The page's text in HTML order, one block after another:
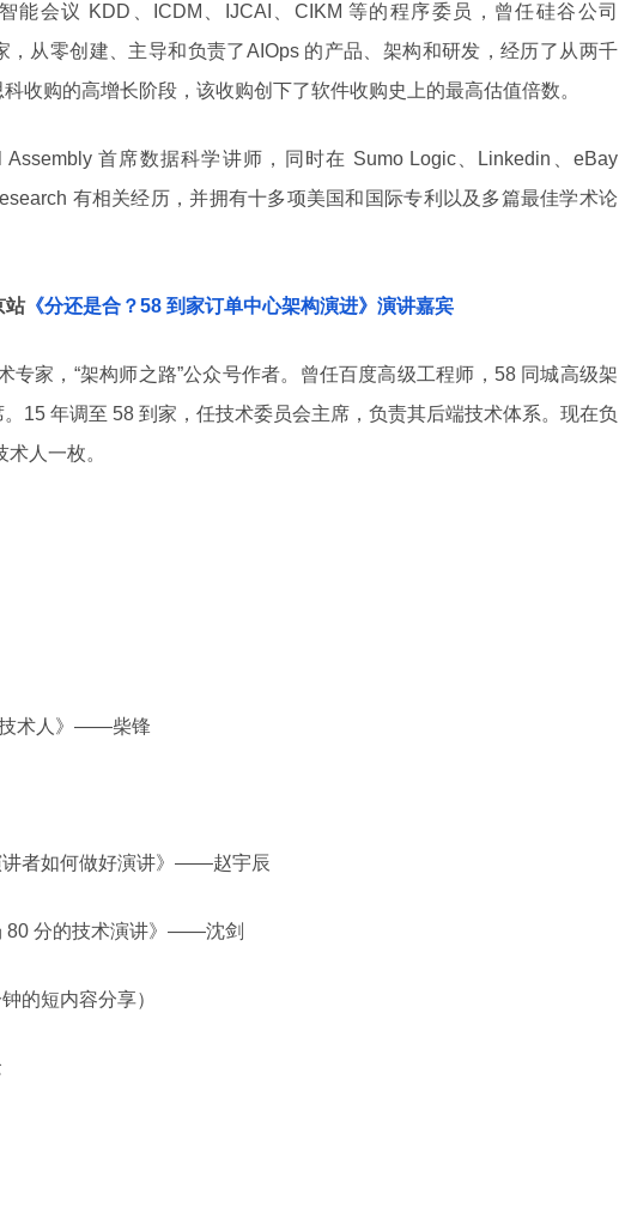
能会议 KDD、ICDM、IJCAI、CIKM 等的程序委员，曾任硅谷公司
，从零创建、主导和负责了AIOps 的产品、架构和研发，经历了从两千
收购的高增长阶段，该收购创下了软件收购史上的最高估值倍数。
首席数据科学讲师，同时在 Sumo Logic、Linkedin、eBay
有相关经历，并拥有十多项美国和国际专利以及多篇最佳学术论
站《分还是合？58 到家订单中心架构演进》演讲嘉宾
专家，“架构师之路”公众号作者。曾任百度高级工程师，58 同城高级架
15 年调至 58 到家，任技术委员会主席，负责其后端技术体系。现在负
人一枚。
技术人》——柴锋
讲者如何做好演讲》——赵宇辰
80 分的技术演讲》——沈剑
的短内容分享）